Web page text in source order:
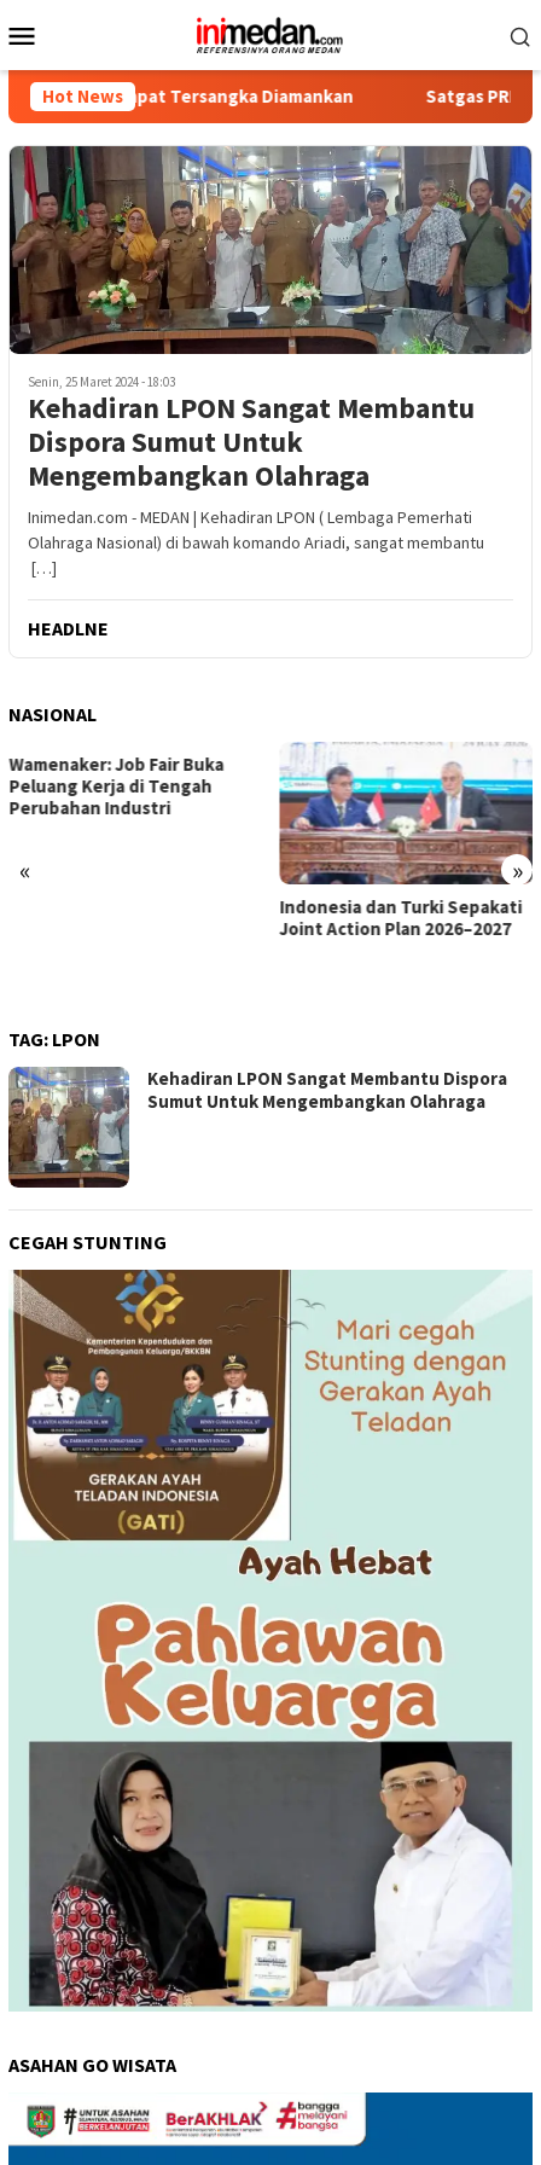
ke
Mobile
Hot News
Empat Tersangka Diamankan Satgas PRR Pacu
Senin, 25 Maret 2024 - 18:03
Kehadiran LPON Sangat Membantu
Dispora Sumut Untuk
Mengembangkan Olahraga
Inimedan.com - MEDAN | Kehadiran LPON ( Lembaga Pemerhati
Olahraga Nasional) di bawah komando Ariadi, sangat membantu
[…]
HEADLNE
NASIONAL
« »
Satgas PRR Pacu Realisasi
Tambahan TKD Aceh Rp1,65
TAG: LPON
Kehadiran LPON Sangat Membantu Dispora
Sumut Untuk Mengembangkan Olahraga
CEGAH STUNTING
ASAHAN GO WISATA
Pemutar
Video